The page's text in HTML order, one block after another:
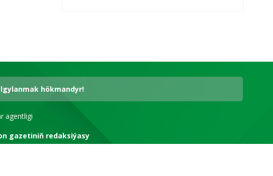
hökmandyr!
agentligi
gazetiniň redaksiýasy